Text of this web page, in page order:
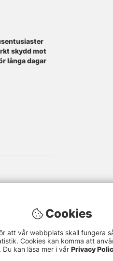
skydd mot
långa dagar
Cookies
att vår webbplats skall fungera
Cookies kan komma att
Du kan läsa mer i vår Privacy